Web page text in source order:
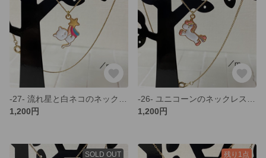
1,200円
1,200円
SOLD OUT 残り1点